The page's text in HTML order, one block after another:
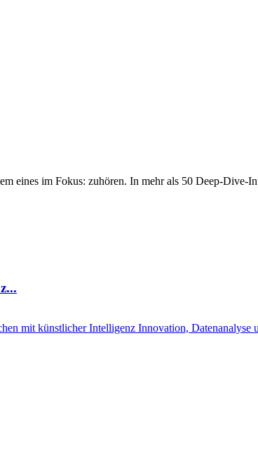
eines im Fokus: zuhören. In mehr als 50 Deep-Dive-